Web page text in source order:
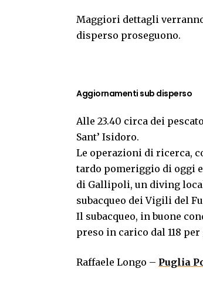
Maggiori dettagli
disperso proseguono.
Aggiornamenti sub disperso
Alle 23.40 circa dei
Sant’ Isidoro.
Le operazioni di ricerca,
tardo pomeriggio di oggi
di Gallipoli, un diving
subacqueo dei Vigili del
Il subacqueo, in buone
preso in carico dal 118
Raffaele Longo – Puglia